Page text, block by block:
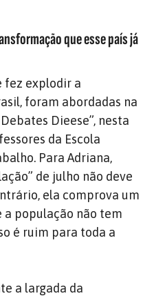
que esse país já
fez explodir a
foram abordadas na
Dieese”, nesta
da Escola
Para Adriana,
de julho não deve
ela comprova um
a população não tem
é ruim para toda a
a largada da